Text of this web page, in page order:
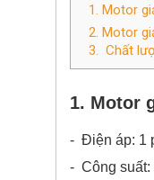
1. Motor
2. Motor
3. Chất
1. Motor
- Điện áp: 1
- Công suất: